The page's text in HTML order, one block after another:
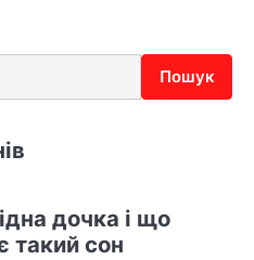
Пошук
дочка і що
такий сон